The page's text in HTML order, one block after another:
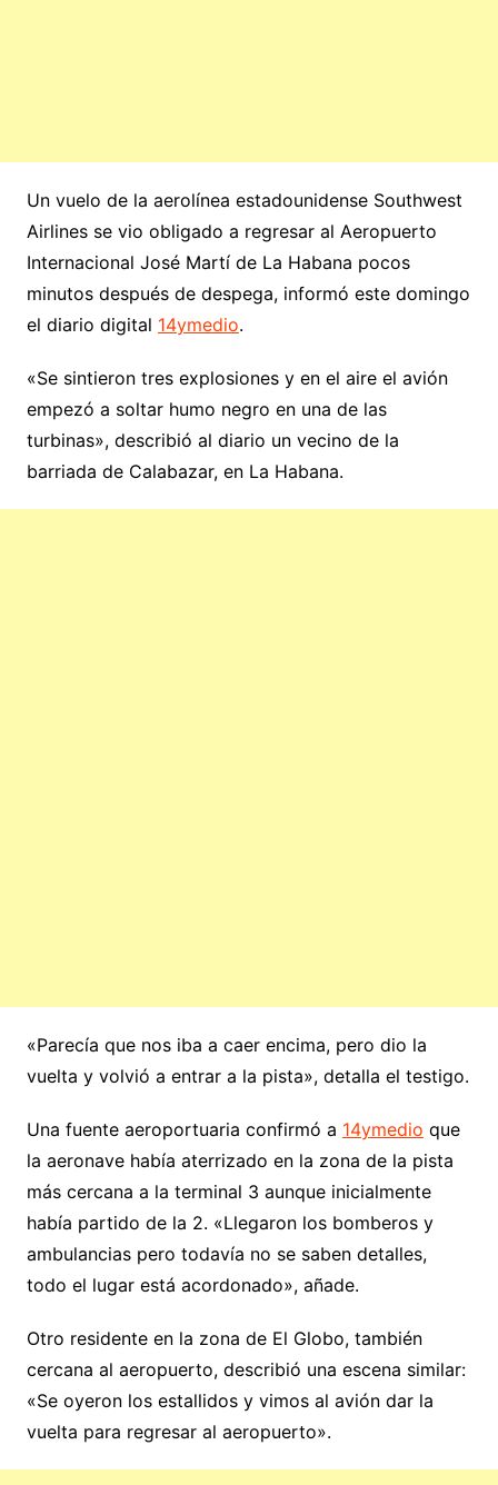
Un vuelo de la aerolínea estadounidense Southwest
Airlines se vio obligado a regresar al Aeropuerto
Internacional José Martí de La Habana pocos
minutos después de despega, informó este domingo
el diario digital 14ymedio.
«Se sintieron tres explosiones y en el aire el avión
empezó a soltar humo negro en una de las
turbinas», describió al diario un vecino de la
barriada de Calabazar, en La Habana.
«Parecía que nos iba a caer encima, pero dio la
vuelta y volvió a entrar a la pista», detalla el testigo.
Una fuente aeroportuaria confirmó a 14ymedio que
la aeronave había aterrizado en la zona de la pista
más cercana a la terminal 3 aunque inicialmente
había partido de la 2. «Llegaron los bomberos y
ambulancias pero todavía no se saben detalles,
todo el lugar está acordonado», añade.
Otro residente en la zona de El Globo, también
cercana al aeropuerto, describió una escena similar:
«Se oyeron los estallidos y vimos al avión dar la
vuelta para regresar al aeropuerto».